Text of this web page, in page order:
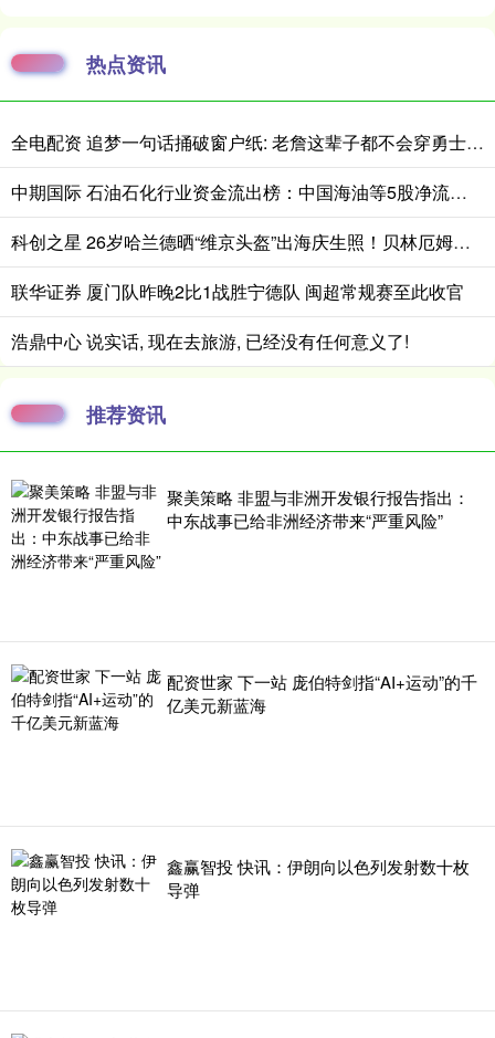
热点资讯
全电配资 追梦一句话捅破窗户纸: 老詹这辈子都不会穿勇士球衣
中期国际 石油石化行业资金流出榜：中国海油等5股净流出资金超5000万元
科创之星 26岁哈兰德晒“维京头盔”出海庆生照！贝林厄姆留言“表白”引围观
联华证券 厦门队昨晚2比1战胜宁德队 闽超常规赛至此收官
浩鼎中心 说实话, 现在去旅游, 已经没有任何意义了!
推荐资讯
聚美策略 非盟与非洲开发银行报告指出：
中东战事已给非洲经济带来“严重风险”
配资世家 下一站 庞伯特剑指“AI+运动”的千
亿美元新蓝海
鑫赢智投 快讯：伊朗向以色列发射数十枚
导弹